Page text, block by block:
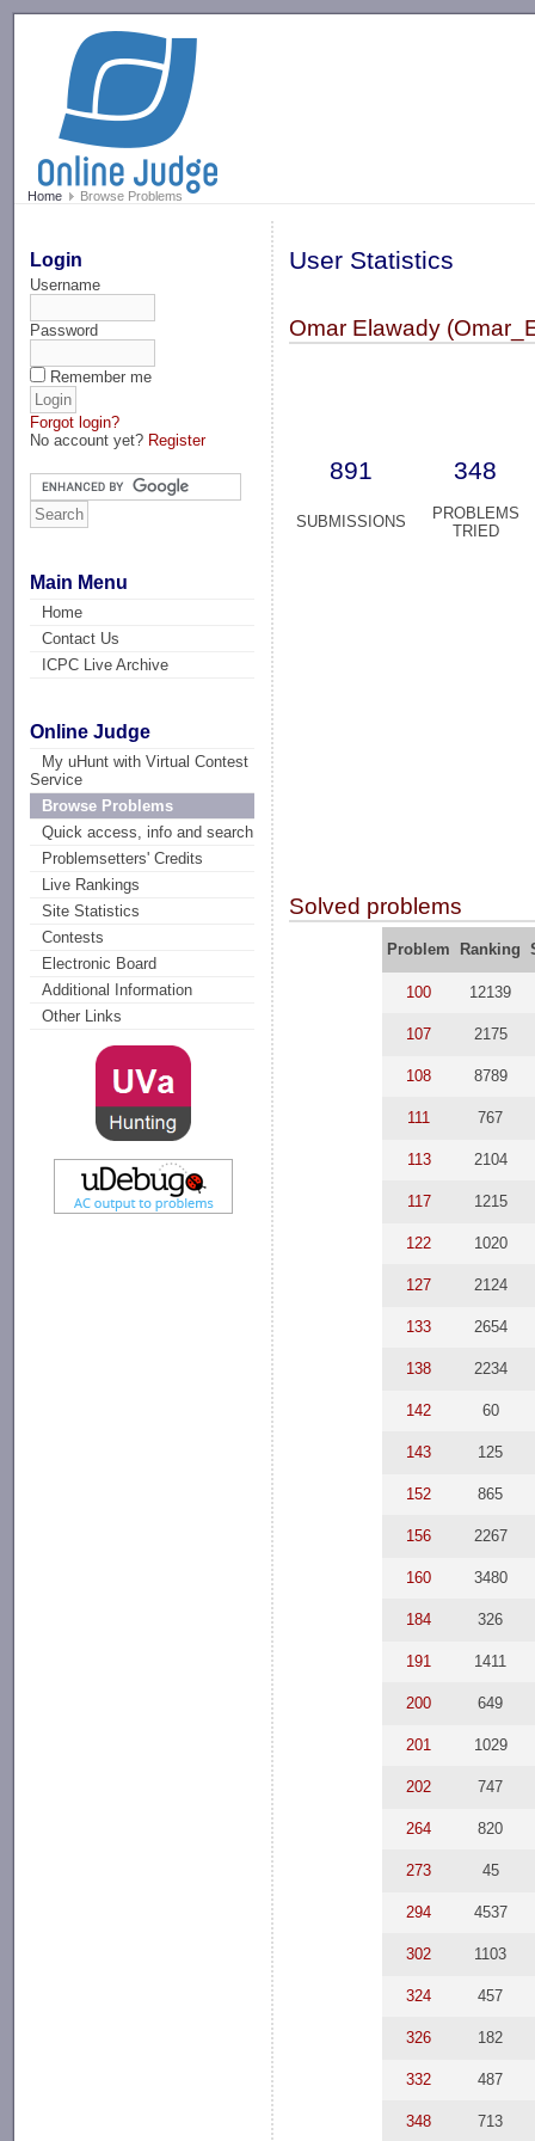
Home Browse Problems
Login
Username
Password
Remember me
Forgot login?
No account yet? Register
Main Menu
Home
Contact Us
ICPC Live Archive
Online Judge
My uHunt with Virtual Contest
Service
Browse Problems
Quick access, info and search
Problemsetters' Credits
Live Rankings
Site Statistics
Contests
Electronic Board
Additional Information
Other Links
User Statistics
Omar Elawady
891 348
SUBMISSIONS
PROBLEMS
TRIED
Solved problems
Problem Ranking
100 12139
107 2175
108 8789
111 767
113 2104
117 1215
122 1020
127 2124
133 2654
138 2234
142 60
143 125
152 865
156 2267
160 3480
184 326
191 1411
200 649
201 1029
202 747
264 820
273 45
294 4537
302 1103
324 457
326 182
332 487
348 713